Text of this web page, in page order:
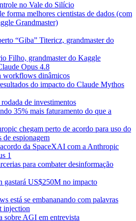
no Vale do Silício
forma melhores cientistas de dados (com
Grandmaster)
“Giba” Titericz, grandmaster do
Filho, grandmaster do Kaggle
Opus 4.8
workflows dinâmicos
do impacto do Claude Mythos
de investimentos
35% mais faturamento do que a
chegam perto de acordo para uso do
de espionagem
da SpaceXAI com a Anthropic
1
para combater desinformação
gastará US$250M no impacto
está se embananando com palavras
injection
sobre AGI em entrevista